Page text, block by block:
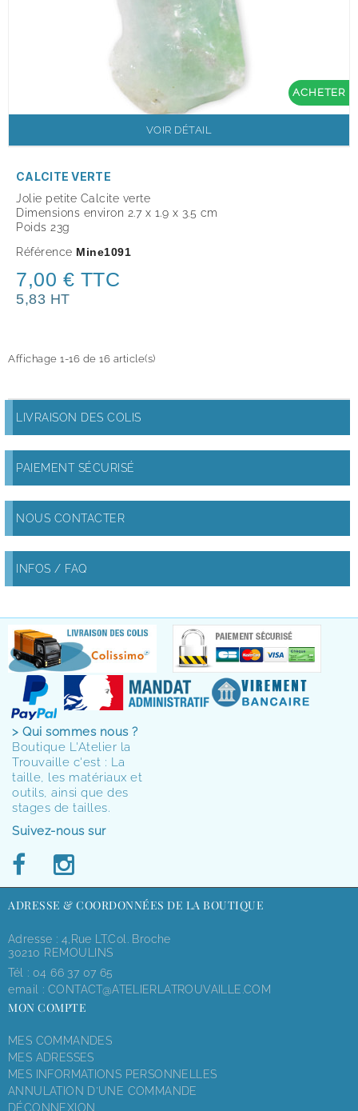
ACHETER
VOIR DÉTAIL
CALCITE VERTE
Jolie petite Calcite verte
Dimensions environ 2.7 x 1.9 x 3.5 cm
Poids 23g
Référence Mine1091
7,00 € TTC
5,83 HT
Affichage 1-16 de 16 article(s)
LIVRAISON DES COLIS
PAIEMENT SÉCURISÉ
NOUS CONTACTER
INFOS / FAQ
> Qui sommes nous ?
Boutique L'Atelier la
Trouvaille c'est : La
taille, les matériaux et
outils, ainsi que des
stages de tailles.
Suivez-nous sur
ADRESSE & COORDONNÉES DE LA BOUTIQUE
Adresse : 4,rue LT.Col. Broche
30210 REMOULINS
Tél : 04 66 37 07 65
email : CONTACT@ATELIERLATROUVAILLE.COM
MON COMPTE
MES COMMANDES
MES ADRESSES
MES INFORMATIONS PERSONNELLES
ANNULATION D'UNE COMMANDE
DÉCONNEXION